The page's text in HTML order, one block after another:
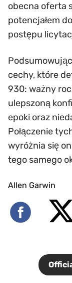
obecna oferta
potencjałem
postępu
cechy, które
930: ważny
ulepszoną
epoki oraz
Połączenie
wyróżnia się
tego samego
Allen Garwin